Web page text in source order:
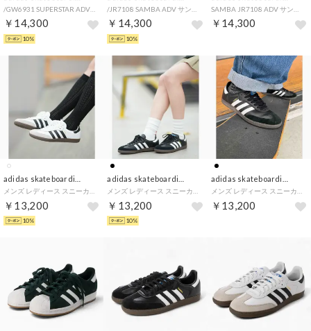
￥14,300
10%
￥14,300
10%
￥14,300
￥13,200
10%
￥13,200
10%
￥13,200